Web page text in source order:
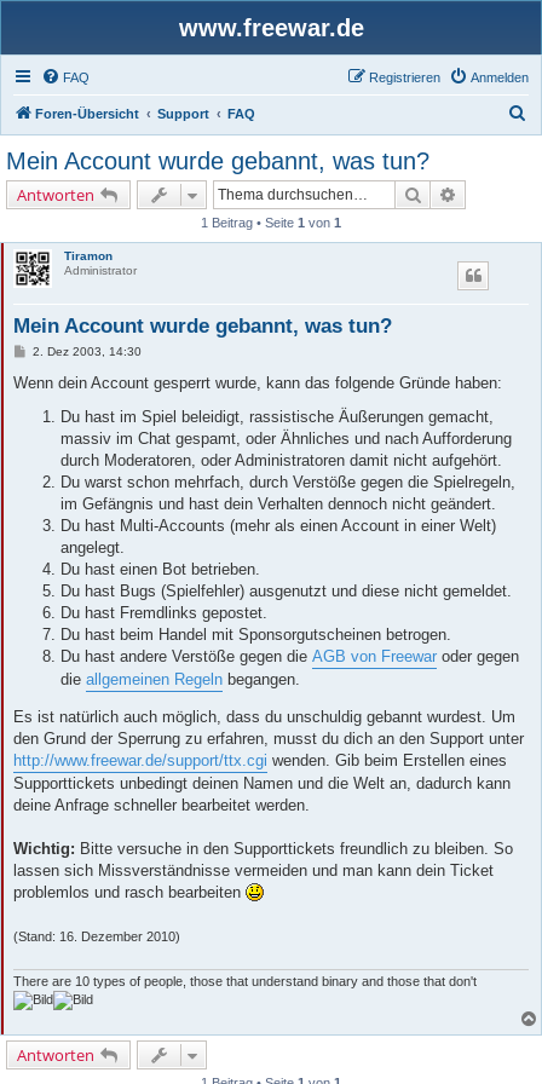
www.freewar.de
FAQ Anmelden
Registrieren
Foren-Übersicht Support FAQ
Mein Account wurde gebannt, was tun?
Antworten Suche
1 Beitrag • Seite 1 von 1
Tiramon
Administrator
Mein Account wurde gebannt, was tun?
B
i
2. Dez 2003, 14:30
Wenn dein Account gesperrt wurde, kann das folgende Gründe haben:
Du hast im Spiel beleidigt, rassistische Äußerungen gemacht,
massiv im Chat gespamt, oder Ähnliches und nach Aufforderung
durch Moderatoren, oder Administratoren damit nicht aufgehört.
Du warst schon mehrfach, durch Verstöße gegen die Spielregeln,
im Gefängnis und hast dein Verhalten dennoch nicht geändert.
Du hast Multi-Accounts (mehr als einen Account in einer Welt)
angelegt.
Du hast einen Bot betrieben.
Du hast Bugs (Spielfehler) ausgenutzt und diese nicht gemeldet.
Du hast Fremdlinks gepostet.
Du hast beim Handel mit Sponsorgutscheinen betrogen.
Du hast andere Verstöße gegen die AGB von Freewar oder gegen
die allgemeinen Regeln begangen.
Es ist natürlich auch möglich, dass du unschuldig gebannt wurdest. Um
den Grund der Sperrung zu erfahren, musst du dich an den Support unter
http://www.freewar.de/support/ttx.cgi wenden. Gib beim Erstellen eines
Supporttickets unbedingt deinen Namen und die Welt an, dadurch kann
deine Anfrage schneller bearbeitet werden.
Wichtig: Bitte versuche in den Supporttickets freundlich zu bleiben. So
lassen sich Missverständnisse vermeiden und man kann dein Ticket
problemlos und rasch bearbeiten
(Stand: 16. Dezember 2010)
There are 10 types of people, those that understand binary and those that don't
Antworten